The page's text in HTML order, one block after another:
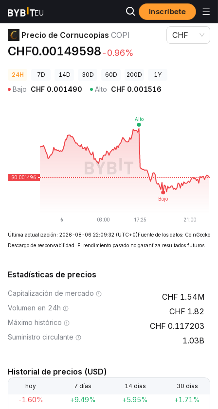
Inscríbete
Precios de Criptomonedas Precio de Cornucopias COPI
Precio de Cornucopias COPI
CHF0.00149598-0.96%
CHF
24H 7D 14D 30D 60D 200D 1Y
Bajo CHF 0.001490 Alto CHF 0.001516
Última actualización: 2026-08-06 22:09:32 (UTC+0)Fuente de los datos: CoinGecko
Descargo de responsabilidad: El rendimiento pasado no garantiza resultados futuros.
Estadísticas de precios
Capitalización de mercado 1.54M
Volumen en 24h 1.82
Máximo histórico 0.117203
Suministro circulante 1.03B
Historial de precios (USD)
hoy 7 días 14 días 30 días
-1.60% +9.49% +5.95% +1.71%